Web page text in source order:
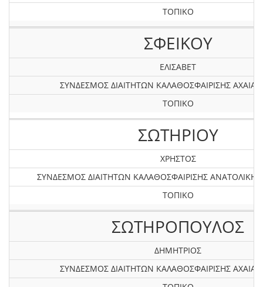
ΤΟΠΙΚΟ
ΣΦΕΙΚΟΥ
ΕΛΙΣΑΒΕΤ
ΣΥΝΔΕΣΜΟΣ ΔΙΑΙΤΗΤΩΝ ΚΑΛΑΘΟΣΦΑΙΡΙΣΗΣ AXAIAΣ
ΤΟΠΙΚΟ
ΣΩΤΗΡΙΟΥ
ΧΡΗΣΤΟΣ
ΣΥΝΔΕΣΜΟΣ ΔΙΑΙΤΗΤΩΝ ΚΑΛΑΘΟΣΦΑΙΡΙΣΗΣ
ΤΟΠΙΚΟ
ΣΩΤΗΡΟΠΟΥΛΟΣ
ΔΗΜΗΤΡΙΟΣ
ΣΥΝΔΕΣΜΟΣ ΔΙΑΙΤΗΤΩΝ ΚΑΛΑΘΟΣΦΑΙΡΙΣΗΣ AXAIAΣ